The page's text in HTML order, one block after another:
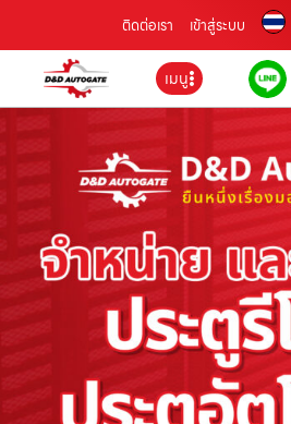
ติดต่อเรา เข้าสู่ระบบ
เมนู